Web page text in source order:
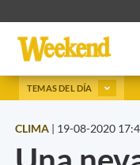
TEMAS DEL DÍA
CLIMA | 19-08-2020